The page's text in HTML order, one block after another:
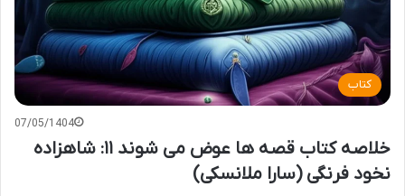
کتاب
07/05/1404
خلاصه کتاب قصه ها عوض می شوند ۱۱: شاهزاده
نخود فرنگی (سارا ملانسکی)